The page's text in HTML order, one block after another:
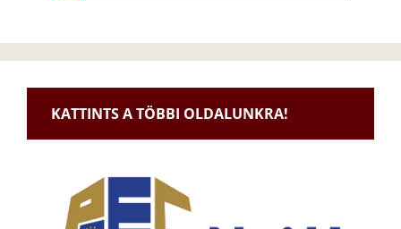
KATTINTS A TÖBBI OLDALUNKRA!